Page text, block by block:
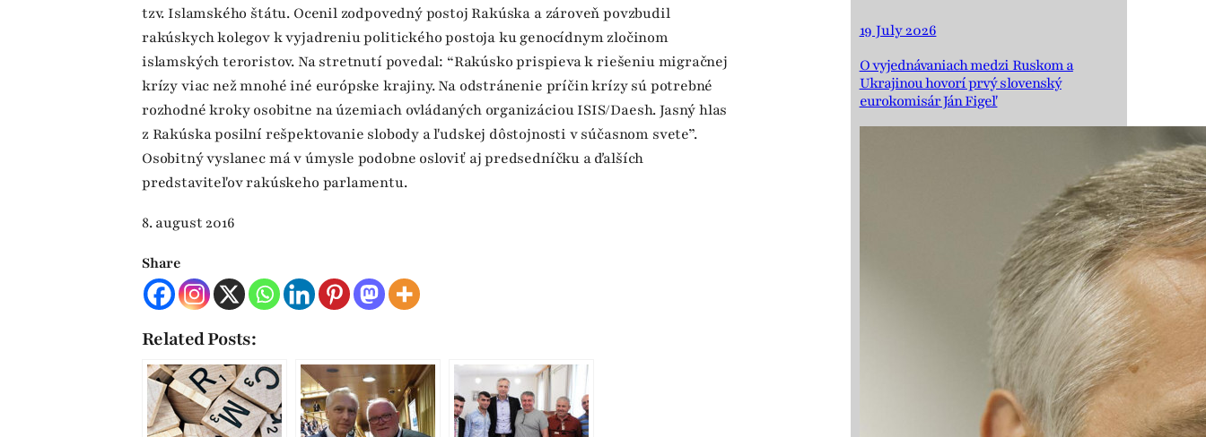
tzv. Islamského štátu. Ocenil zodpovedný postoj Rakúska a zároveň povzbudil
rakúskych kolegov k vyjadreniu politického postoja ku genocídnym zločinom
islamských teroristov. Na stretnutí povedal: “Rakúsko prispieva k riešeniu migračnej
krízy viac než mnohé iné európske krajiny. Na odstránenie príčin krízy sú potrebné
rozhodné kroky osobitne na územiach ovládaných organizáciou ISIS/Daesh. Jasný hlas
z Rakúska posilní rešpektovanie slobody a ľudskej dôstojnosti v súčasnom svete”.
Osobitný vyslanec má v úmysle podobne osloviť aj predsedníčku a ďalších
predstaviteľov rakúskeho parlamentu.
8. august 2016
Share
Related Posts:
19 July 2026
O vyjednávaniach medzi Ruskom a
Ukrajinou hovorí prvý slovenský
eurokomisár Ján Figeľ